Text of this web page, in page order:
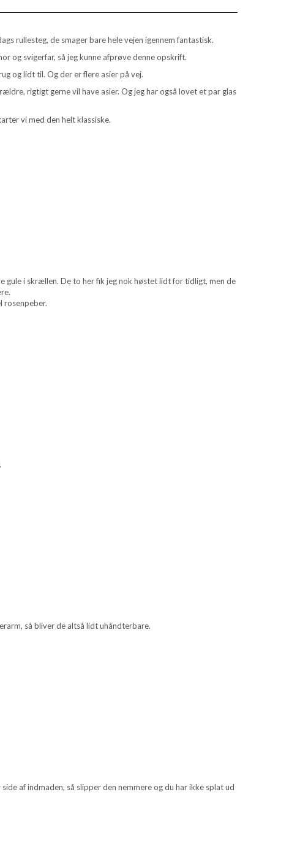
rullesteg, de smager bare hele vejen igennem fantastisk.
og svigerfar, så jeg kunne afprøve denne opskrift.
og lidt til. Og der er flere asier på vej.
rigtigt gerne vil have asier. Og jeg har også lovet et par glas
vi med den helt klassiske.
gule i skrællen. De to her fik jeg nok høstet lidt for tidligt, men de
rosenpeber.
så bliver de altså lidt uhåndterbare.
af indmaden, så slipper den nemmere og du har ikke splat ud